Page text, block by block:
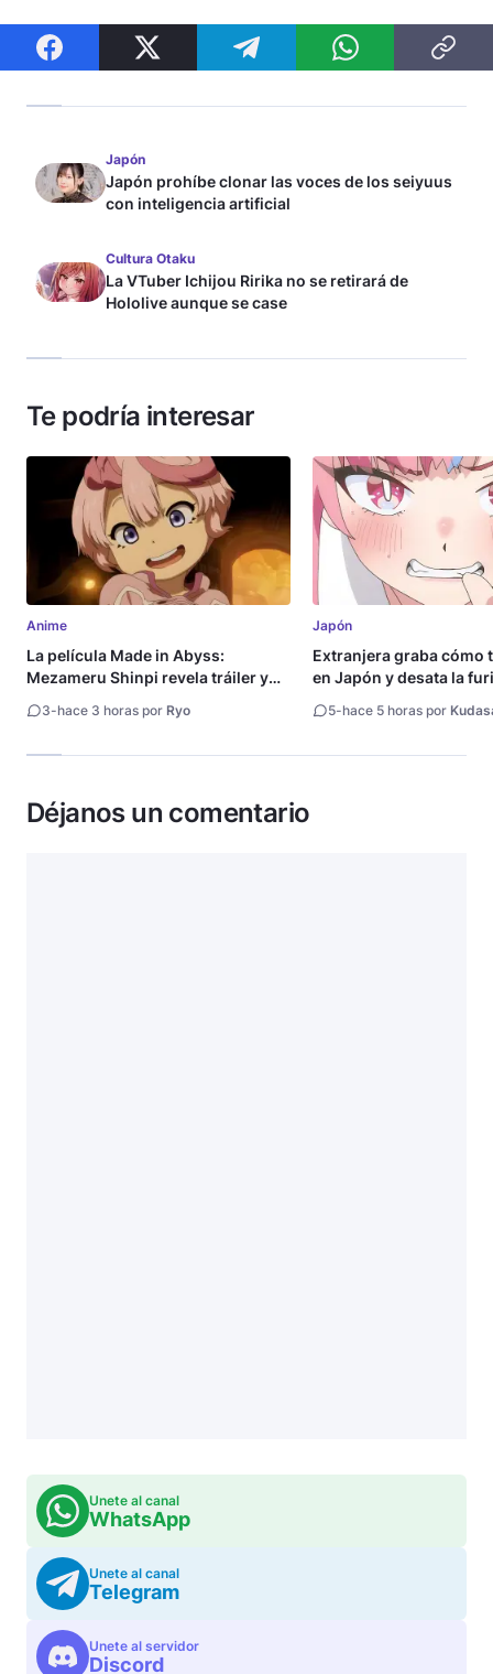
Japón
Japón prohíbe clonar las voces de los seiyuus
con inteligencia artificial
Cultura Otaku
La VTuber Ichijou Ririka no se retirará de
Hololive aunque se case
Te podría interesar
Anime
La película Made in Abyss:
Mezameru Shinpi revela tráiler y
3-hace 3 horas por Ryo
Japón
Extranjera graba cómo
en Japón y desata la
5-hace 5 horas por
Déjanos un comentario
Unete al canal
WhatsApp
Unete al canal
Telegram
Unete al servidor
Discord